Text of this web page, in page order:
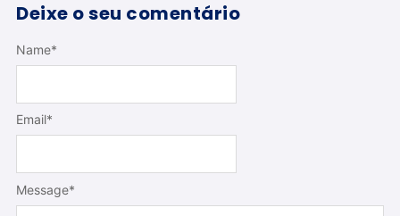
Deixe o seu comentário
Message*
Name*
Email*